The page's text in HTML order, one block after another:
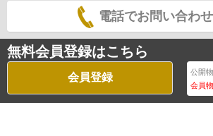
電話でお問い合わ
無料会員登録はこちら
会員登録 公開
会員